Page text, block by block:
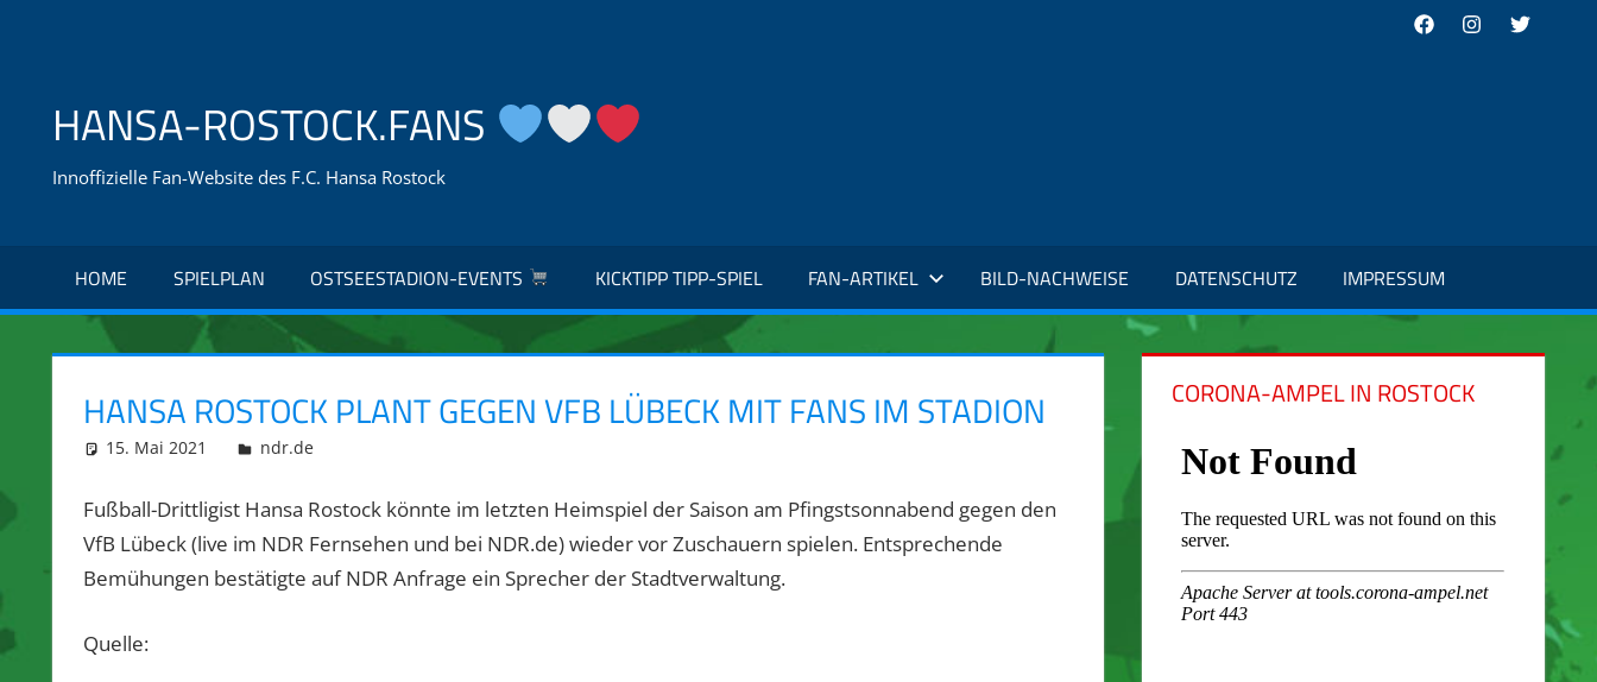
FacebookInstagram
Twitter
HANSA-ROSTOCK.FANS
Innoffizielle Fan-Website des F.C. Hansa Rostock
HOME SPIELPLAN OSTSEESTADION-EVENTS KICKTIPP TIPP-SPIEL FAN-ARTIKEL BILD-NACHWEISE DATENSCHUTZ IMPRESSUM
HANSA ROSTOCK PLANT GEGEN VFB LÜBECK MIT FANS IM STADION
15. Mai 2021 integromat
ndr.de
Fußball-Drittligist Hansa Rostock könnte im letzten Heimspiel der Saison am Pfingstsonnabend gegen den
VfB Lübeck (live im NDR Fernsehen und bei NDR.de) wieder vor Zuschauern spielen. Entsprechende
Bemühungen bestätigte auf NDR Anfrage ein Sprecher der Stadtverwaltung.
Quelle:
CORONA-AMPEL IN ROSTOCK